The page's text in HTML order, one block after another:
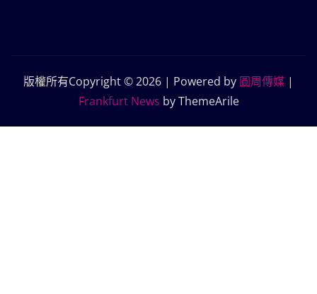
版權所有Copyright © 2026 | Powered by 圓周傳媒 |
Frankfurt News by ThemeArile